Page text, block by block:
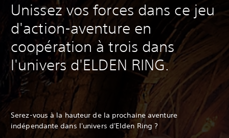
Unissez vos forces dans ce jeu
d'action-aventure en
coopération à trois dans
l'univers d'ELDEN RING.
Serez-vous à la hauteur de la prochaine aventure
indépendante dans l'univers d'Elden Ring ?